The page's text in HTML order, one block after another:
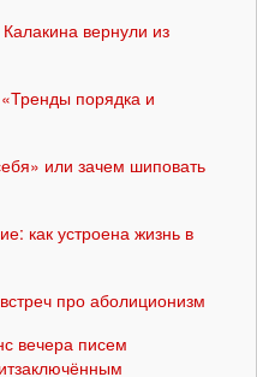
вернули из
порядка и
или зачем шиповать
как устроена жизнь в
про аболиционизм
вечера писем